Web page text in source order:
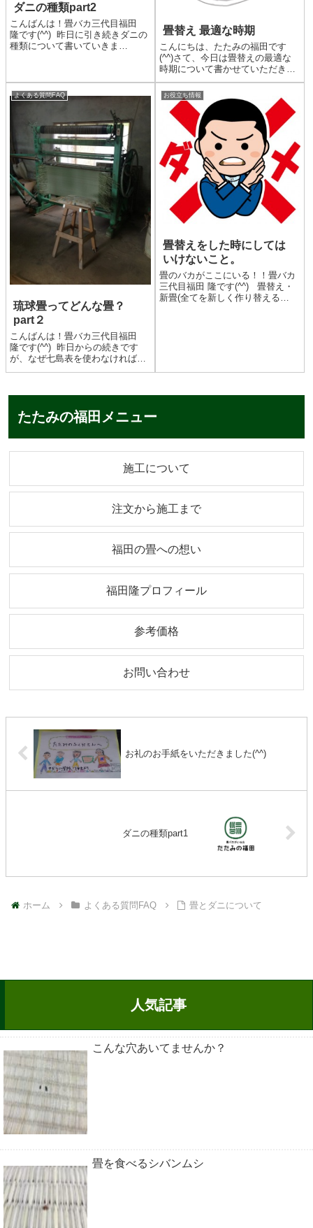
ダニの種類part2
こんばんは！畳バカ三代目福田
隆です(^^) 昨日に引き続きダニの
種類について書いていきま
ダニです。一見良いように見えま
すがこいつが人を刺すダニな...
畳替え 最適な時期
こんにちは、たたみの福田です
(^^)さて、今日は畳替えの最適な
時期について書かせていただきま
す。畳替えといっても３パターン
ありますので、順に説明させてい
ただきます。その１・新畳 畳の全
てを新しくする事です。作り替え
ですね。目安としては前の畳...
よくある質問FAQ
琉球畳ってどんな畳？
part２
こんばんは！畳バカ三代目福田
隆です(^^) 昨日からの続きです
が、なぜ七島表を使わなければ琉
球畳と呼べないかと申しますと、
もともとトカラ列島とい...
お役立ち情報
畳替えをした時にしては
いけないこと。
畳のバカがここにいる！！畳バカ
三代目福田 隆です(^^) 畳替え・
新畳(全てを新しく作り替える
たたみの福田メニュー
施工について
注文から施工まで
福田の畳への想い
福田隆プロフィール
参考価格
お問い合わせ
お礼のお手紙をいただきました(^^)
ダニの種類part1
ホーム よくある質問FAQ 畳とダニについて
人気記事
こんな穴あいてませんか？
畳を食べるシバンムシ